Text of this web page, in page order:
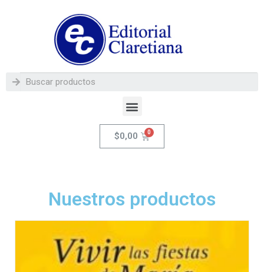
$0,00
Nuestros productos